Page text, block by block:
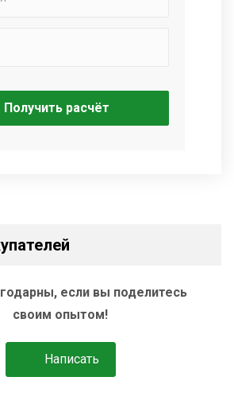
Получить расчёт
если вы поделитесь
своим опытом!
Написать